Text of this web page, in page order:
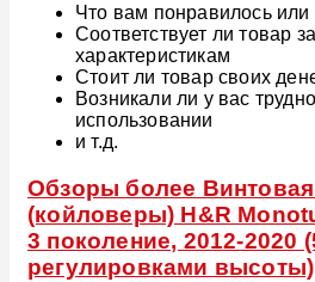
Что вам понравилось или
Соответствует ли товар
характеристикам
Стоит ли товар своих
Возникали ли у вас
использовании
и т.д.
Обзоры более
(койловеры) H&R
3 поколение, 2012-2020
регулировками